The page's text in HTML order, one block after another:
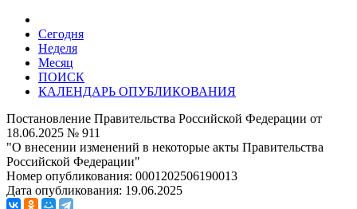
Сегодня
Неделя
Месяц
ПОИСК
КАЛЕНДАРЬ ОПУБЛИКОВАНИЯ
Постановление Правительства Российской Федерации от
18.06.2025 № 911
"О внесении изменений в некоторые акты Правительства
Российской Федерации"
Номер опубликования: 0001202506190013
Дата опубликования: 19.06.2025